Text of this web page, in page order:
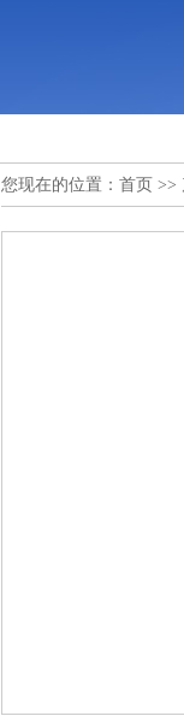
您现在的位置： 首页 >>